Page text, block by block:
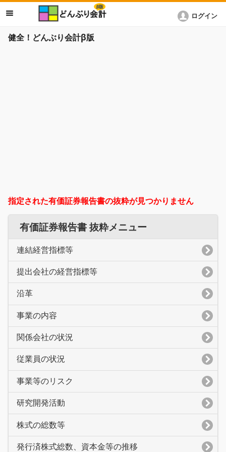
健全！どんぶり会計β版
ログイン
指定された有価証券報告書の抜粋が見つかりません
有価証券報告書 抜粋メニュー
連結経営指標等
提出会社の経営指標等
沿革
事業の内容
関係会社の状況
従業員の状況
事業等のリスク
研究開発活動
株式の総数等
発行済株式総数、資本金等の推移